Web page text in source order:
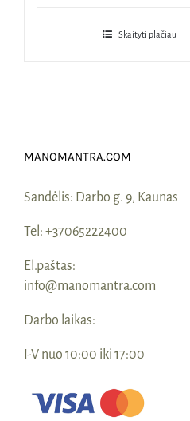
Skaityti plačiau
MANOMANTRA.COM
Sandėlis: Darbo g. 9, Kaunas
Tel: +37065222400
El.paštas:
info@manomantra.com
Darbo laikas:
I-V nuo 10:00 iki 17:00